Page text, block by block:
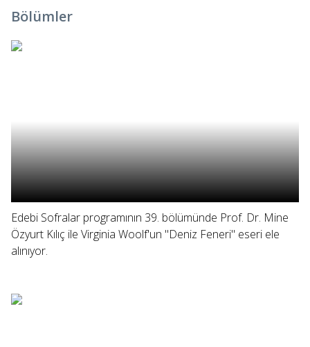
Bölümler
Edebi Sofralar programının 39. bölümünde Prof. Dr. Mine
Özyurt Kılıç ile Virginia Woolf'un "Deniz Feneri" eseri ele
alınıyor.